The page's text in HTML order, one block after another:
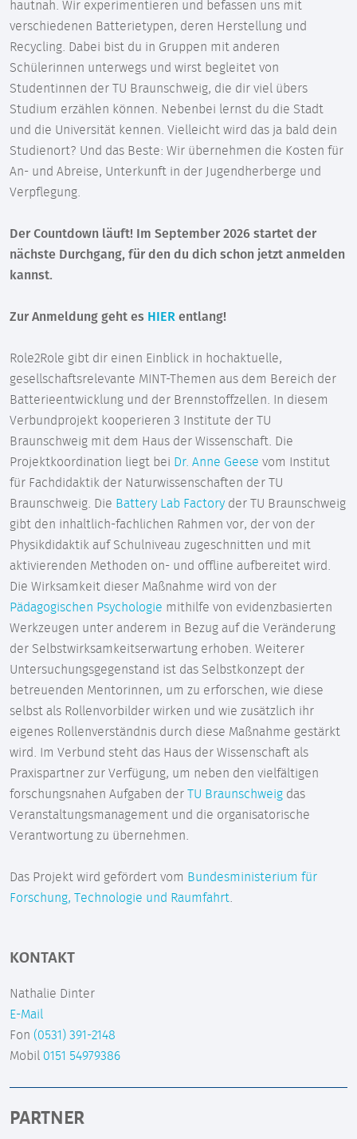
hautnah. Wir experimentieren und befassen uns mit
verschiedenen Batterietypen, deren Herstellung und
Recycling. Dabei bist du in Gruppen mit anderen
Schülerinnen unterwegs und wirst begleitet von
Studentinnen der TU Braunschweig, die dir viel übers
Studium erzählen können. Nebenbei lernst du die Stadt
und die Universität kennen. Vielleicht wird das ja bald dein
Studienort? Und das Beste: Wir übernehmen die Kosten für
An- und Abreise, Unterkunft in der Jugendherberge und
Verpflegung.
Der Countdown läuft! Im September 2026 startet der
nächste Durchgang, für den du dich schon jetzt anmelden
kannst.
Zur Anmeldung geht es HIER entlang!
Role2Role gibt dir einen Einblick in hochaktuelle,
gesellschaftsrelevante MINT-Themen aus dem Bereich der
Batterieentwicklung und der Brennstoffzellen. In diesem
Verbundprojekt kooperieren 3 Institute der TU
Braunschweig mit dem Haus der Wissenschaft. Die
Projektkoordination liegt bei Dr. Anne Geese vom Institut
für Fachdidaktik der Naturwissenschaften der TU
Braunschweig. Die Battery Lab Factory der TU Braunschweig
gibt den inhaltlich-fachlichen Rahmen vor, der von der
Physikdidaktik auf Schulniveau zugeschnitten und mit
aktivierenden Methoden on- und offline aufbereitet wird.
Die Wirksamkeit dieser Maßnahme wird von der
Pädagogischen Psychologie mithilfe von evidenzbasierten
Werkzeugen unter anderem in Bezug auf die Veränderung
der Selbstwirksamkeitserwartung erhoben. Weiterer
Untersuchungsgegenstand ist das Selbstkonzept der
betreuenden Mentorinnen, um zu erforschen, wie diese
selbst als Rollenvorbilder wirken und wie zusätzlich ihr
eigenes Rollenverständnis durch diese Maßnahme gestärkt
wird. Im Verbund steht das Haus der Wissenschaft als
Praxispartner zur Verfügung, um neben den vielfältigen
forschungsnahen Aufgaben der TU Braunschweig das
Veranstaltungsmanagement und die organisatorische
Verantwortung zu übernehmen.
Das Projekt wird gefördert vom Bundesministerium für
Forschung, Technologie und Raumfahrt
KONTAKT
Nathalie Dinter
E-Mail
Fon (0531) 391-2148
Mobil 0151 54979386
PARTNER